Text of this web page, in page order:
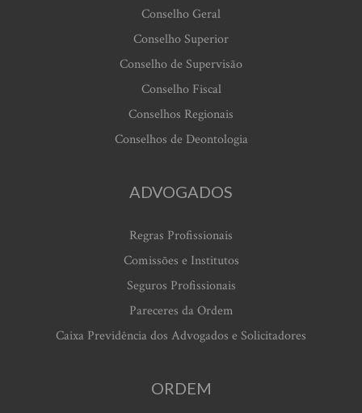
Conselho Geral
Conselho Superior
Conselho de Supervisão
Conselho Fiscal
Conselhos Regionais
Conselhos de Deontologia
ADVOGADOS
Regras Profissionais
Comissões e Institutos
Seguros Profissionais
Pareceres da Ordem
Caixa Previdência dos Advogados e Solicitadores
ORDEM